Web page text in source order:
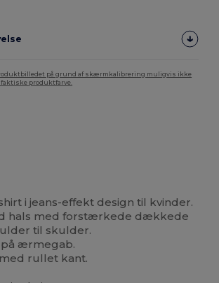
på grund af skærmkalibrering muligvis ikke
produktfarve.
i jeans-effekt design til kvinder.
hals med forstærkede dækkede
til skulder.
ærmegab.
rullet kant.